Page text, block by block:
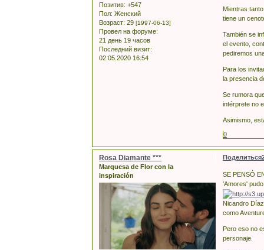
Позитив: +547
Пол: Женский
Возраст: 29 [1997-06-13]
Провел на форуме:
21 день 19 часов
Последний визит:
02.05.2020 16:54
Mientras
tiene un
También se
el evento,
pediremos
Para los
la presencia
Se rumora
intérprete no
Asimismo,
0
Поделиться
Rosa Diamante ***
Marquesa de Flor con la
inspiración
SE PENSÓ
'Amores'
Nicandro
como
Pero eso no
personaje.